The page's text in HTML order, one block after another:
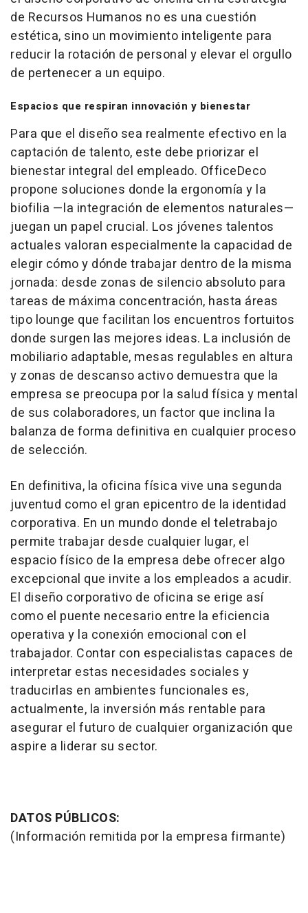
de Recursos Humanos no es una cuestión
estética, sino un movimiento inteligente para
reducir la rotación de personal y elevar el orgullo
de pertenecer a un equipo.
Espacios que respiran innovación y bienestar
Para que el diseño sea realmente efectivo en la
captación de talento, este debe priorizar el
bienestar integral del empleado. OfficeDeco
propone soluciones donde la ergonomía y la
biofilia —la integración de elementos naturales—
juegan un papel crucial. Los jóvenes talentos
actuales valoran especialmente la capacidad de
elegir cómo y dónde trabajar dentro de la misma
jornada: desde zonas de silencio absoluto para
tareas de máxima concentración, hasta áreas
tipo lounge que facilitan los encuentros fortuitos
donde surgen las mejores ideas. La inclusión de
mobiliario adaptable, mesas regulables en altura
y zonas de descanso activo demuestra que la
empresa se preocupa por la salud física y mental
de sus colaboradores, un factor que inclina la
balanza de forma definitiva en cualquier proceso
de selección.
En definitiva, la oficina física vive una segunda
juventud como el gran epicentro de la identidad
corporativa. En un mundo donde el teletrabajo
permite trabajar desde cualquier lugar, el
espacio físico de la empresa debe ofrecer algo
excepcional que invite a los empleados a acudir.
El diseño corporativo de oficina se erige así
como el puente necesario entre la eficiencia
operativa y la conexión emocional con el
trabajador. Contar con especialistas capaces de
interpretar estas necesidades sociales y
traducirlas en ambientes funcionales es,
actualmente, la inversión más rentable para
asegurar el futuro de cualquier organización que
aspire a liderar su sector.
DATOS PÚBLICOS:
(Información remitida por la empresa firmante)